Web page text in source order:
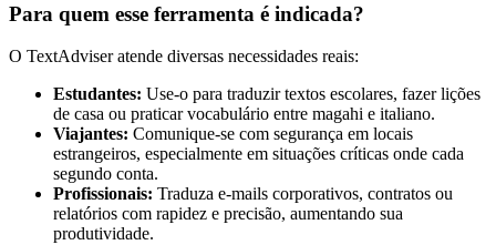
Para quem esse ferramenta é indicada?
O TextAdviser atende diversas necessidades reais:
Estudantes: Use-o para traduzir textos escolares, fazer lições
de casa ou praticar vocabulário entre magahi e italiano.
Viajantes: Comunique-se com segurança em locais
estrangeiros, especialmente em situações críticas onde cada
segundo conta.
Profissionais: Traduza e-mails corporativos, contratos ou
relatórios com rapidez e precisão, aumentando sua
produtividade.